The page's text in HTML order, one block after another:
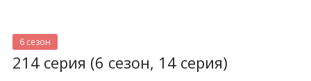
6 сезон
214 серия (6 сезон, 14 серия)